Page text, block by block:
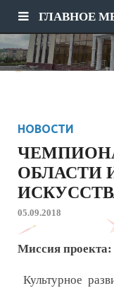
ГЛАВНОЕ
НОВОСТИ
ОБЛАСТИ
05.09.2018
Миссия проекта:
Культурное